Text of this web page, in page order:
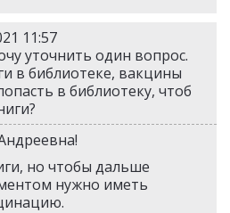
11:57
уточнить один вопрос.
в библиотеке, вакцины
в библиотеку, чтоб
но чтобы дальше
нужно иметь